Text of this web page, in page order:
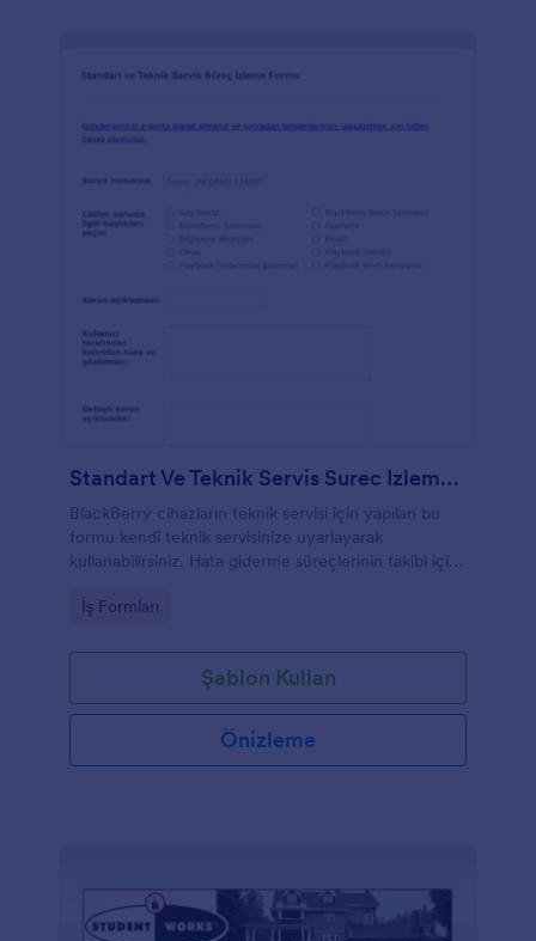
Standart Ve Teknik Servis Surec Izleme Formu
BlackBerry cihazların teknik servisi için yapılan bu
formu kendi teknik servisinize uyarlayarak
kullanabilirsiniz. Hata giderme süreçlerinin takibi için
Go to Category:
İş Formları
Şablon Kullan
Önizleme